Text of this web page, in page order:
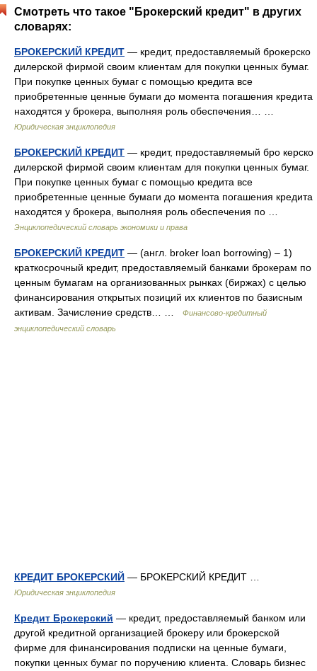
Смотреть что такое "Брокерский кредит" в других
словарях:
БРОКЕРСКИЙ КРЕДИТ — кредит, предоставляемый брокерско
дилерской фирмой своим клиентам для покупки ценных бумаг.
При покупке ценных бумаг с помощью кредита все
приобретенные ценные бумаги до момента погашения кредита
находятся у брокера, выполняя роль обеспечения… …
Юридическая энциклопедия
БРОКЕРСКИЙ КРЕДИТ — кредит, предоставляемый бро керско
дилерской фирмой своим клиентам для покупки ценных бумаг.
При покупке ценных бумаг с помощью кредита все
приобретенные ценные бумаги до момента погашения кредита
находятся у брокера, выполняя роль обеспечения по …
Энциклопедический словарь экономики и права
БРОКЕРСКИЙ КРЕДИТ — (англ. brоker loan borrowing) – 1)
краткосрочный кредит, предоставляемый банками брокерам по
ценным бумагам на организованных рынках (биржах) с целью
финансирования открытых позиций их клиентов по базисным
активам. Зачисление средств… …
Финансово-кредитный
энциклопедический словарь
КРЕДИТ БРОКЕРСКИЙ — БРОКЕРСКИЙ КРЕДИТ …
Юридическая энциклопедия
Кредит Брокерский — кредит, предоставляемый банком или
другой кредитной организацией брокеру или брокерской
фирме для финансирования подписки на ценные бумаги,
покупки ценных бумаг по поручению клиента. Словарь бизнес